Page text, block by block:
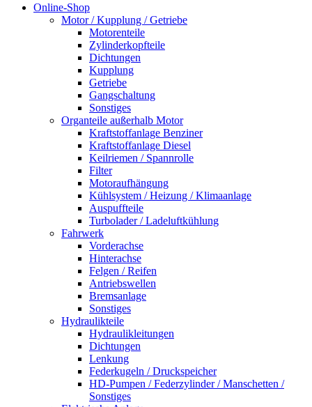
Online-Shop
Motor / Kupplung / Getriebe
Motorenteile
Zylinderkopfteile
Dichtungen
Kupplung
Getriebe
Gangschaltung
Sonstiges
Organteile außerhalb Motor
Kraftstoffanlage Benziner
Kraftstoffanlage Diesel
Keilriemen / Spannrolle
Filter
Motoraufhängung
Kühlsystem / Heizung / Klimaanlage
Auspuffteile
Turbolader / Ladeluftkühlung
Fahrwerk
Vorderachse
Hinterachse
Felgen / Reifen
Antriebswellen
Bremsanlage
Sonstiges
Hydraulikteile
Hydraulikleitungen
Dichtungen
Lenkung
Federkugeln / Druckspeicher
HD-Pumpen / Federzylinder / Manschetten /
Sonstiges